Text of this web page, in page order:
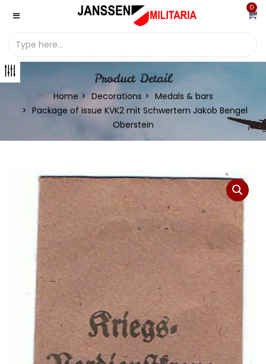
0
Product Detail
Home Decorations
Medals & bars
Package of issue KVK2 mit Schwertern Jakob Bengel
Oberstein